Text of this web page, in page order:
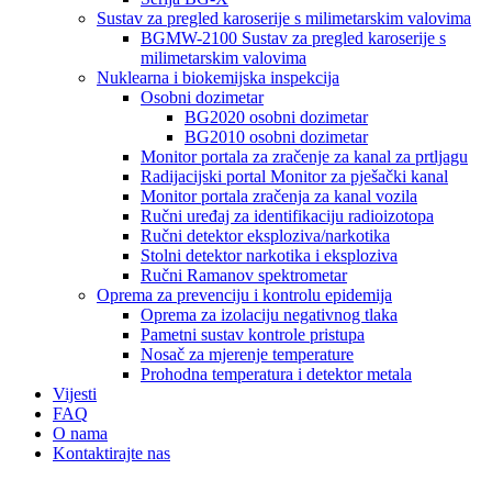
Sustav za pregled karoserije s milimetarskim valovima
BGMW-2100 Sustav za pregled karoserije s
milimetarskim valovima
Nuklearna i biokemijska inspekcija
Osobni dozimetar
BG2020 osobni dozimetar
BG2010 osobni dozimetar
Monitor portala za zračenje za kanal za prtljagu
Radijacijski portal Monitor za pješački kanal
Monitor portala zračenja za kanal vozila
Ručni uređaj za identifikaciju radioizotopa
Ručni detektor eksploziva/narkotika
Stolni detektor narkotika i eksploziva
Ručni Ramanov spektrometar
Oprema za prevenciju i kontrolu epidemija
Oprema za izolaciju negativnog tlaka
Pametni sustav kontrole pristupa
Nosač za mjerenje temperature
Prohodna temperatura i detektor metala
Vijesti
FAQ
O nama
Kontaktirajte nas